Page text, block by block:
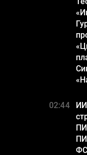
02:44